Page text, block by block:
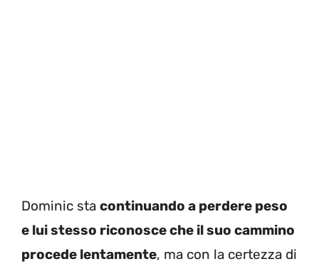
Dominic sta continuando a perdere peso
e lui stesso riconosce che il suo cammino
procede lentamente, ma con la certezza di